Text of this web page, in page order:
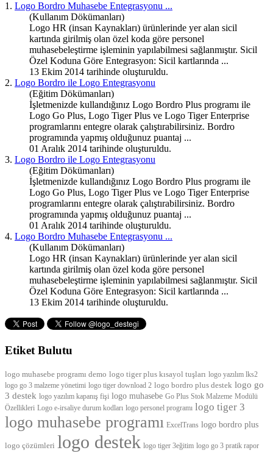
1. Logo Bordro Muhasebe Entegrasyonu ...
(Kullanım Dökümanları)
Logo HR (insan Kaynakları) ürünlerinde yer alan sicil
kartında girilmiş olan özel koda göre personel
muhasebeleştirme işleminin yapılabilmesi sağlanmıştır. Sicil
Özel Koduna Göre Entegrasyon: Sicil kartlarında ...
13 Ekim 2014 tarihinde oluşturuldu.
2. Logo Bordro ile Logo Entegrasyonu
(Eğitim Dökümanları)
İşletmenizde kullandığınız Logo Bordro Plus programı ile
Logo Go Plus, Logo Tiger Plus ve Logo Tiger Enterprise
programlarını entegre olarak çalıştırabilirsiniz. Bordro
programında yapmış olduğunuz puantaj ...
01 Aralık 2014 tarihinde oluşturuldu.
3. Logo Bordro ile Logo Entegrasyonu
(Eğitim Dökümanları)
İşletmenizde kullandığınız Logo Bordro Plus programı ile
Logo Go Plus, Logo Tiger Plus ve Logo Tiger Enterprise
programlarını entegre olarak çalıştırabilirsiniz. Bordro
programında yapmış olduğunuz puantaj ...
01 Aralık 2014 tarihinde oluşturuldu.
4. Logo Bordro Muhasebe Entegrasyonu ...
(Kullanım Dökümanları)
Logo HR (insan Kaynakları) ürünlerinde yer alan sicil
kartında girilmiş olan özel koda göre personel
muhasebeleştirme işleminin yapılabilmesi sağlanmıştır. Sicil
Özel Koduna Göre Entegrasyon: Sicil kartlarında ...
13 Ekim 2014 tarihinde oluşturuldu.
Etiket Bulutu
logo muhasebe programı demo logo tiger plus kısayol tuşları logo yazılım lks2
logo go 3 malzeme yönetimi logo tiger download 2 logo bordro plus destek logo go
3 destek logo yazılım kapanış fişi logo muhasebe Go Plus Stok Malzeme Modülü
Özellikleri Logo e-irsaliye durum kodları logo personel programı logo tiger 3
logo muhasebe programı ExcelTrans logo bordro plus
logo çözümleri logo destek logo tiger 3eğitim logo go 3 pratik rapor